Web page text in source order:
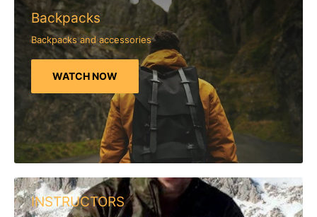
Backpacks
Backpacks and accessories
WATCH NOW
INSTRUCTORS